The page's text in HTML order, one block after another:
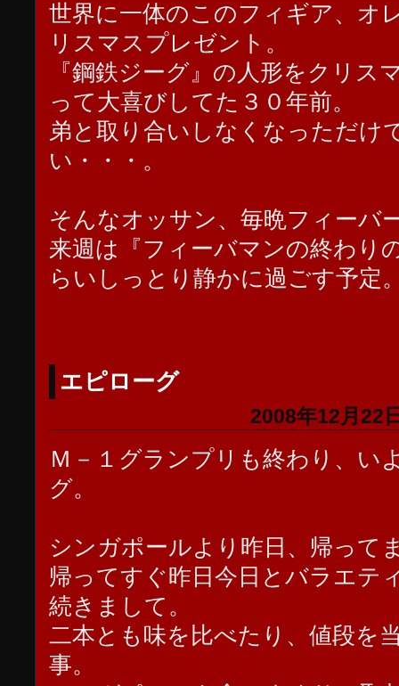
世界に一体のこのフィギア、オ
リスマスプレゼント。
『鋼鉄ジーグ』の人形をクリス
って大喜びしてた３０年前。
弟と取り合いしなくなっただけ
い・・・。
そんなオッサン、毎晩フィーバ
来週は『フィーバマンの終わり
らいしっとり静かに過ごす予定
エピローグ
2008年12月22
Ｍ－１グランプリも終わり、い
グ。
シンガポールより昨日、帰って
帰ってすぐ昨日今日とバラエテ
続きまして。
二本とも味を比べたり、値段を
事。